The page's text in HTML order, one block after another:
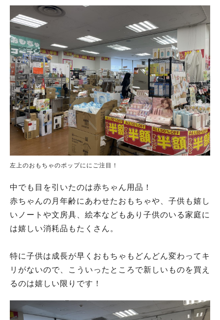
左上のおもちゃのポップににご注目！
中でも目を引いたのは赤ちゃん用品！
赤ちゃんの月年齢にあわせたおもちゃや、子供も嬉し
いノートや文房具、絵本などもあり子供のいる家庭に
は嬉しい消耗品もたくさん。
特に子供は成長が早くおもちゃもどんどん変わってキ
リがないので、こういったところで新しいものを買え
るのは嬉しい限りです！